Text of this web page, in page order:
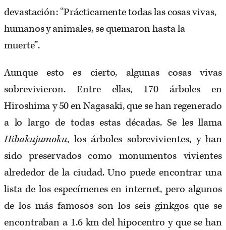
devastación: “Prácticamente todas las cosas vivas,
humanos y animales, se quemaron hasta la
muerte”.
Aunque esto es cierto, algunas cosas vivas
sobrevivieron. Entre ellas, 170 árboles en
Hiroshima y 50 en Nagasaki, que se han regenerado
a lo largo de todas estas décadas. Se les llama
Hibakujumoku, los árboles sobrevivientes, y han
sido preservados como monumentos vivientes
alrededor de la ciudad. Uno puede encontrar una
lista de los especímenes en internet, pero algunos
de los más famosos son los seis ginkgos que se
encontraban a 1.6 km del hipocentro y que se han